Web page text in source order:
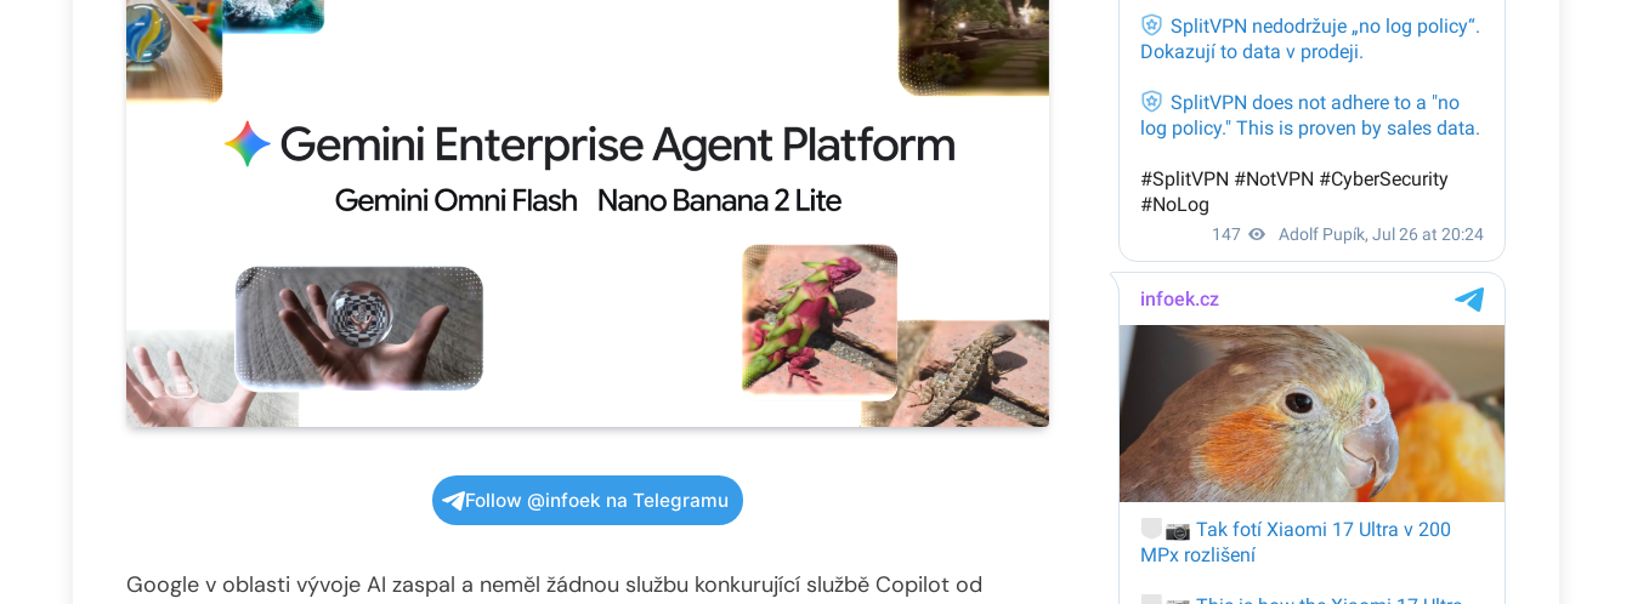
Follow @infoek na Telegramu
Google v oblasti vývoje AI zaspal a neměl žádnou službu konkurující službě Copilot od